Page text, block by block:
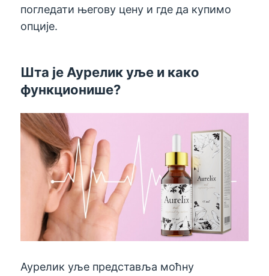
погледати његову цену и где да купимо
опције.
Шта је Аурелик уље и како
функционише?
Аурелик уље представља моћну